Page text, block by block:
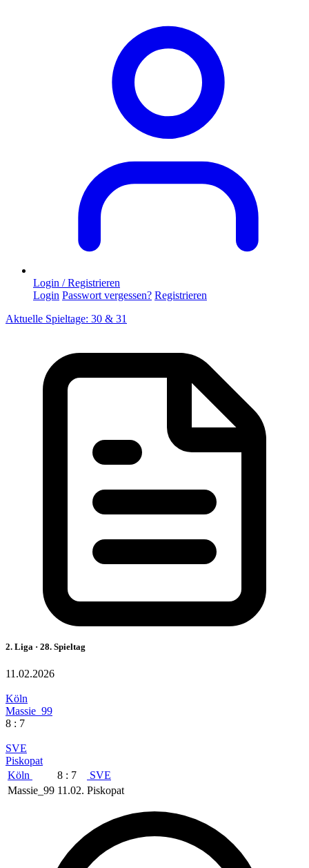
Login / Registrieren
Login Passwort vergessen? Registrieren
Aktuelle Spieltage: 30 & 31
2. Liga · 28. Spieltag
11.02.2026
Köln
Massie_99
8 : 7
SVE
Piskopat
Köln
8 : 7
SVE
Massie_99 11.02. Piskopat